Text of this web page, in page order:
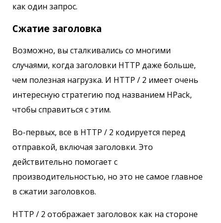
как один запрос.
Сжатие заголовка
Возможно, вы сталкивались со многими
случаями, когда заголовки HTTP даже больше,
чем полезная нагрузка. И HTTP / 2 имеет очень
интересную стратегию под названием HPack,
чтобы справиться с этим.
Во-первых, все в HTTP / 2 кодируется перед
отправкой, включая заголовки. Это
действительно помогает с
производительностью, но это не самое главное
в сжатии заголовков.
HTTP / 2 отображает заголовок как на стороне